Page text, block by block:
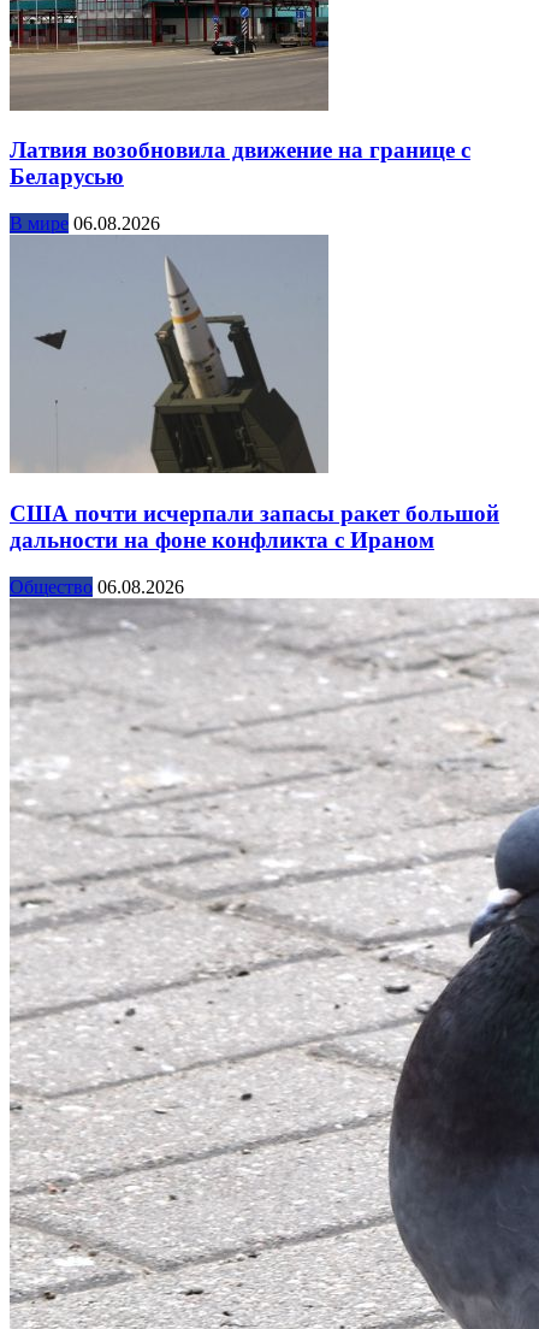
Латвия возобновила движение на границе с
Беларусью
В мире 06.08.2026
США почти исчерпали запасы ракет большой
дальности на фоне конфликта с Ираном
Общество 06.08.2026